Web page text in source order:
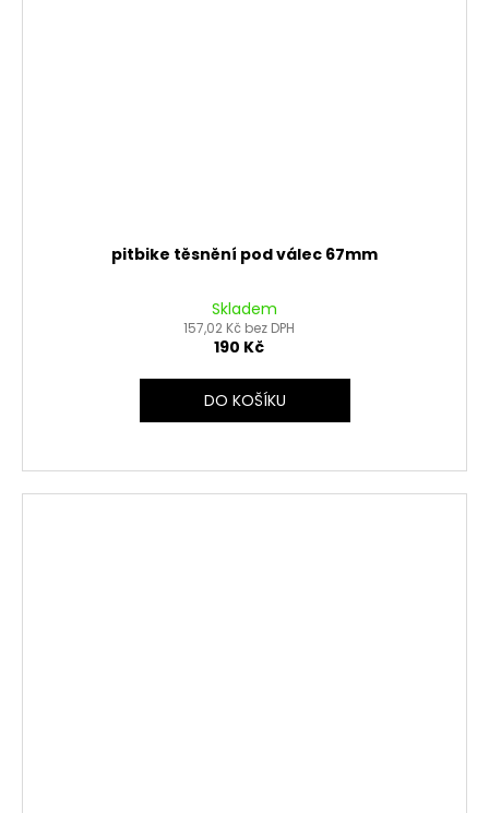
pitbike těsnění pod válec 67mm
Skladem
157,02 Kč bez DPH
190 Kč
DO KOŠÍKU